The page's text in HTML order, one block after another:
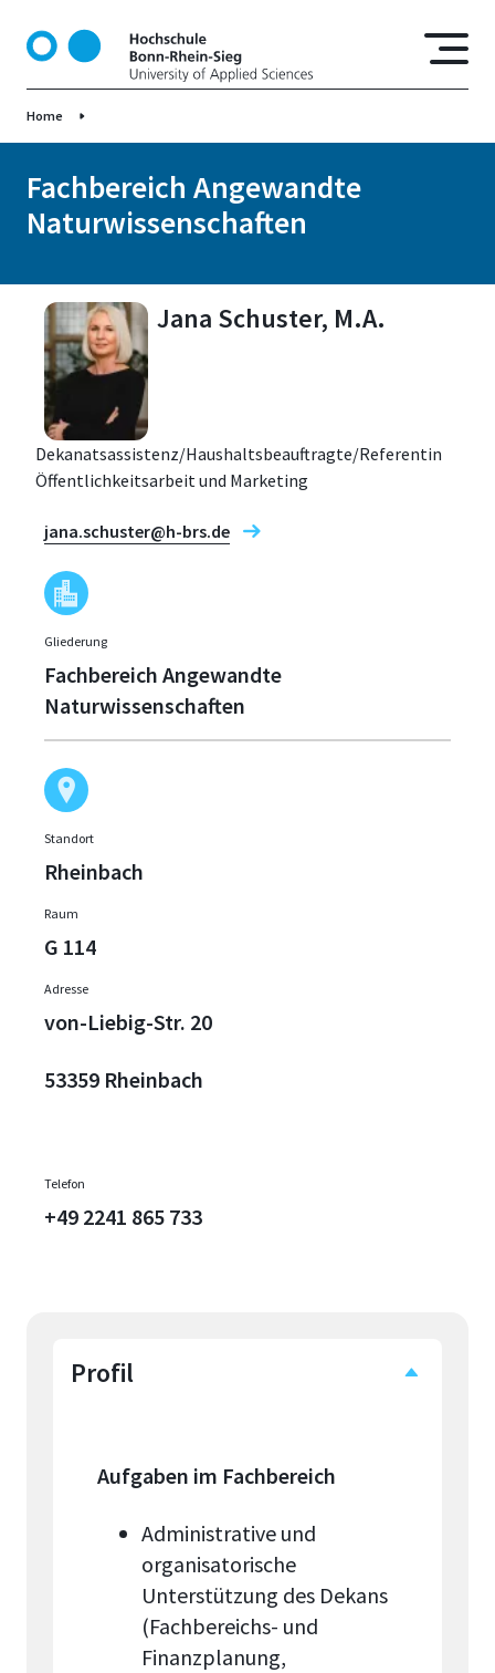
t
n
Home
Fachbereich Angewandte
Naturwissenschaften
Jana Schuster, M.A.
Dekanatsassistenz/Haushaltsbeauftragte/Referentin
Öffentlichkeitsarbeit und Marketing
jana.schuster@h-brs.de
Gliederung
Fachbereich Angewandte
Naturwissenschaften
Standort
Rheinbach
Raum
G 114
Adresse
von-Liebig-Str. 20
53359 Rheinbach
Telefon
+49 2241 865 733
Profil
Aufgaben im Fachbereich
Administrative und
organisatorische
Unterstützung des Dekans
(Fachbereichs- und
Finanzplanung,